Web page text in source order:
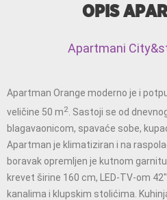
OPIS
Apartmani
Apartman Orange moderno je i
veličine 50 m2 . Sastoji se od
blagavaonicom, spavaće sobe,
Apartman je klimatiziran i na
boravak opremljen je kutnom
krevet širine 160 cm, LED-TV-om
kanalima i klupskim stolićima.